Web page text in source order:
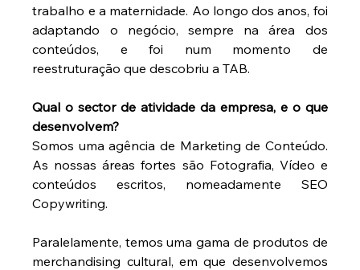
trabalho e a maternidade. Ao longo dos anos, foi
adaptando o negócio, sempre na área dos
conteúdos, e foi num momento de
reestruturação que descobriu a TAB.
Qual o sector de atividade da empresa, e o que
desenvolvem?
Somos uma agência de Marketing de Conteúdo.
As nossas áreas fortes são Fotografia, Vídeo e
conteúdos escritos, nomeadamente SEO
Copywriting.
Paralelamente, temos uma gama de produtos de
merchandising cultural, em que desenvolvemos